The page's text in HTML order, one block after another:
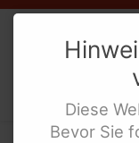
Diese
Bevor Sie